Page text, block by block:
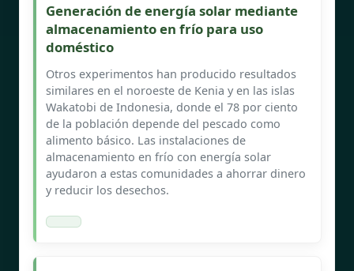
Generación de energía solar mediante
almacenamiento en frío para uso
doméstico
Otros experimentos han producido resultados
similares en el noroeste de Kenia y en las islas
Wakatobi de Indonesia, donde el 78 por ciento
de la población depende del pescado como
alimento básico. Las instalaciones de
almacenamiento en frío con energía solar
ayudaron a estas comunidades a ahorrar dinero
y reducir los desechos.